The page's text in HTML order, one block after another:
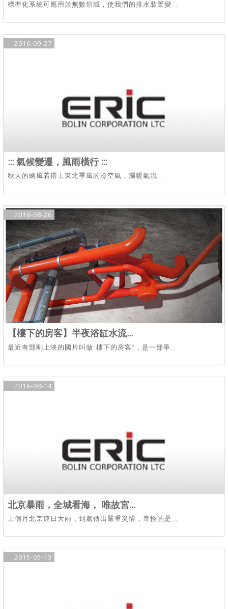
標準化系統可應用於無數領域，使我們的排水裝置變...
2016-09-27
::: 氣候變遷，風雨橫行 :::
秋天的颱風若搭上東北季風的冷空氣，濕暖氣流...
2016-08-26
【樓下的房客】半夜浴缸水流...
最近有部剛上映的國片叫做"樓下的房客"，是一部爭...
2016-08-14
北京暴雨，全城看海， 唯故宮...
上個月北京連日大雨，到處傳出嚴重災情，奇怪的是...
2015-05-13